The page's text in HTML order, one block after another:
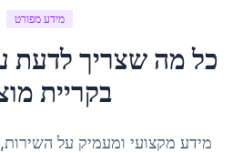
מידע מפורט
כל מה שצריך לדעת
בקריית
מידע מקצועי ומעמיק על